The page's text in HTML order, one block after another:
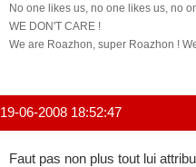
No one likes us, no one likes us, no
WE DON'T CARE !
We are Roazhon, super Roazhon !
19-06-2008 18:52:47
Faut pas non plus tout lui